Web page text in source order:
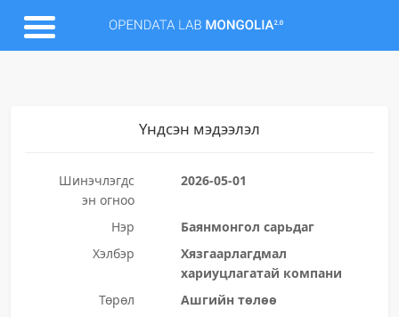
Үндсэн мэдээлэл
Шинэчлэгдс
эн огноо
2026-05-01
Нэр
Баянмонгол сарьдаг
Хэлбэр
Хязгаарлагдмал
хариуцлагатай компани
Төрөл
Ашгийн төлөө